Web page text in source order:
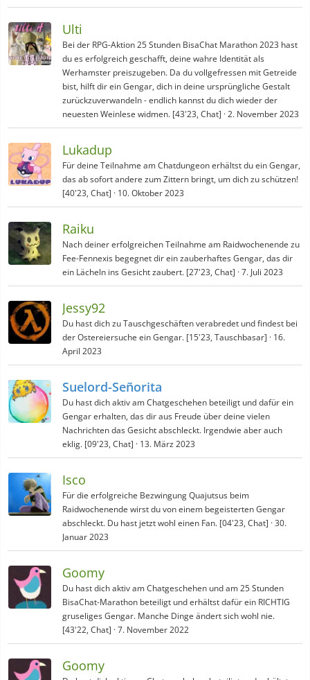
Ulti
Bei der RPG-Aktion 25 Stunden BisaChat Marathon 2023 hast
du es erfolgreich geschafft, deine wahre Identität als
Werhamster preiszugeben. Da du vollgefressen mit Getreide
bist, hilft dir ein Gengar, dich in deine ursprüngliche Gestalt
zurückzuverwandeln - endlich kannst du dich wieder der
neuesten Weinlese widmen. [43'23, Chat] 2. November 2023
Lukadup
Für deine Teilnahme am Chatdungeon erhältst du ein Gengar,
das ab sofort andere zum Zittern bringt, um dich zu schützen!
[40'23, Chat]
10. Oktober 2023
Raiku
Nach deiner erfolgreichen Teilnahme am Raidwochenende zu
Fee-Fennexis begegnet dir ein zauberhaftes Gengar, das dir
ein Lächeln ins Gesicht zaubert. [27'23, Chat] 7. Juli 2023
Jessy92
Du hast dich zu Tauschgeschäften verabredet und findest bei
der Ostereiersuche ein Gengar. [15'23, Tauschbasar]
16.
April 2023
Suelord-Señorita
Du hast dich aktiv am Chatgeschehen beteiligt und dafür ein
Gengar erhalten, das dir aus Freude über deine vielen
Nachrichten das Gesicht abschleckt. Irgendwie aber auch
eklig. [09'23, Chat]
13. März 2023
Isco
Für die erfolgreiche Bezwingung Quajutsus beim
Raidwochenende wirst du von einem begeisterten Gengar
abschleckt. Du hast jetzt wohl einen Fan. [04'23, Chat] 30.
Januar 2023
Goomy
Du hast dich aktiv am Chatgeschehen und am 25 Stunden
BisaChat-Marathon beteiligt und erhältst dafür ein RICHTIG
gruseliges Gengar. Manche Dinge ändert sich wohl nie.
[43'22, Chat] 7. November 2022
Goomy